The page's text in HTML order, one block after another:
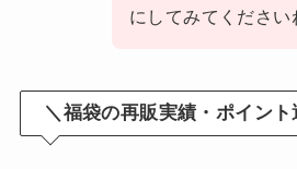
にしてみてくださ
＼福袋の再販実績・ポイン